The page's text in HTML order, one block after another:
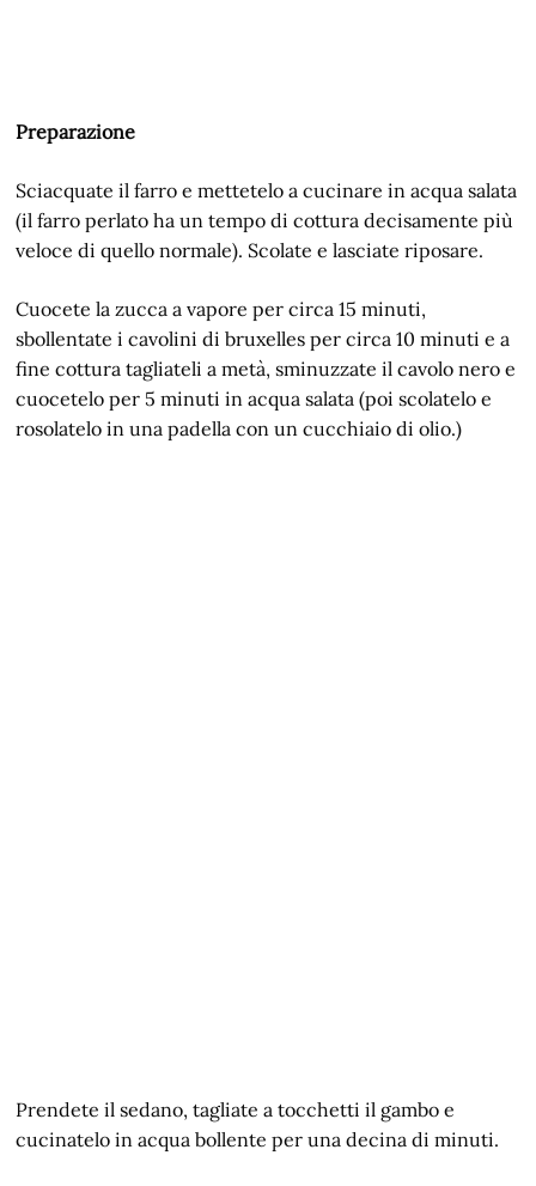
Preparazione
Sciacquate il farro e mettetelo a cucinare in acqua salata
(il farro perlato ha un tempo di cottura decisamente più
veloce di quello normale). Scolate e lasciate riposare.
Cuocete la zucca a vapore per circa 15 minuti,
sbollentate i cavolini di bruxelles per circa 10 minuti e a
fine cottura tagliateli a metà, sminuzzate il cavolo nero e
cuocetelo per 5 minuti in acqua salata (poi scolatelo e
rosolatelo in una padella con un cucchiaio di olio.)
Prendete il sedano, tagliate a tocchetti il gambo e
cucinatelo in acqua bollente per una decina di minuti.